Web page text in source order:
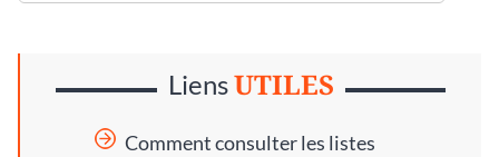
LiensUTILES
Comment consulter les listes